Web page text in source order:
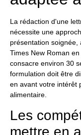
La rédaction d'une
nécessite une
présentation soignée,
Times New Roman
consacre environ 30
formulation doit être
en avant votre intérêt
alimentaire.
Les
mettre en